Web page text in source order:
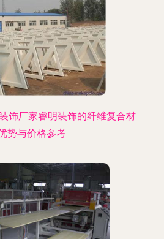
饰厂家睿明装饰的纤维复合材
势与价格参考